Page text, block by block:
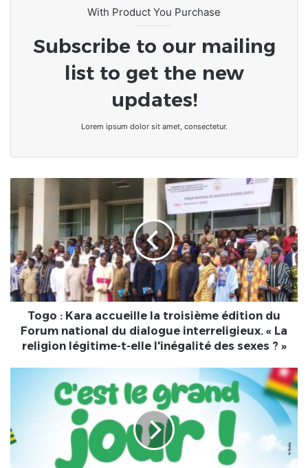
With Product You Purchase
Subscribe to our mailing
list to get the new
updates!
Lorem ipsum dolor sit amet, consectetur.
Kara
accueille
la
troisième
édition
du
Forum
national
dialogue
t-
elle
Togo : Kara accueille la troisième édition du
Forum national du dialogue interreligieux. « La
religion légitime-t-elle l'inégalité des sexes ? »
6ème
édition